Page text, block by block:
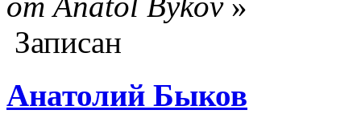
Записан
Анатолий Быков